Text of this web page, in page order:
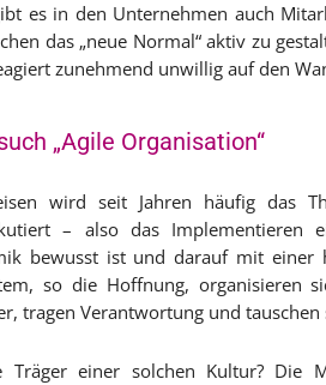
es in den Unternehmen auch
das „neue Normal“ aktiv zu
zunehmend unwillig auf den
„Agile Organisation“
wird seit Jahren häufig das
– also das Implemen­tieren
bewusst ist und darauf mit einer
so die Hoffnung, organisieren
tragen Verantwortung und tauschen
einer solchen Kultur? Die